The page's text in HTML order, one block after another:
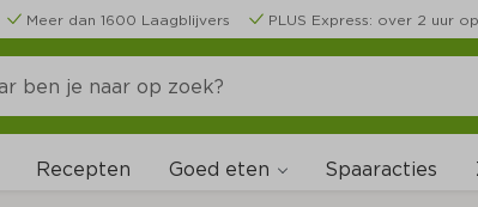
Meer dan 1600 Laagblijvers PLUS Express: over 2 uur
Recepten Goed eten Spaaracties